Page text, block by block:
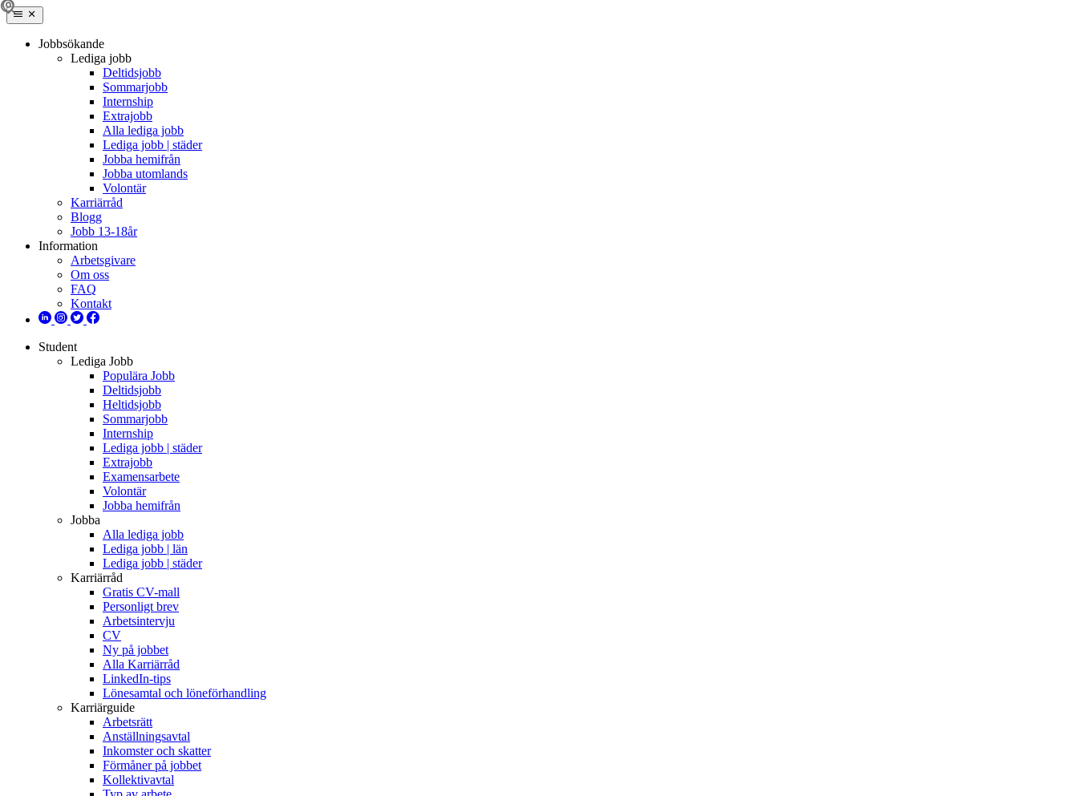
Jobbsökande
Lediga jobb
Deltidsjobb
Sommarjobb
Internship
Extrajobb
Alla lediga jobb
Lediga jobb | städer
Jobba hemifrån
Jobba utomlands
Volontär
Karriärråd
Blogg
Jobb 13-18år
Information
Arbetsgivare
Om oss
FAQ
Kontakt
Student
Lediga Jobb
Populära Jobb
Deltidsjobb
Heltidsjobb
Sommarjobb
Internship
Lediga jobb | städer
Extrajobb
Examensarbete
Volontär
Jobba hemifrån
Jobba
Alla lediga jobb
Lediga jobb | län
Lediga jobb | städer
Karriärråd
Gratis CV-mall
Personligt brev
Arbetsintervju
CV
Ny på jobbet
Alla Karriärråd
LinkedIn-tips
Lönesamtal och löneförhandling
Karriärguide
Arbetsrätt
Anställningsavtal
Inkomster och skatter
Förmåner på jobbet
Kollektivavtal